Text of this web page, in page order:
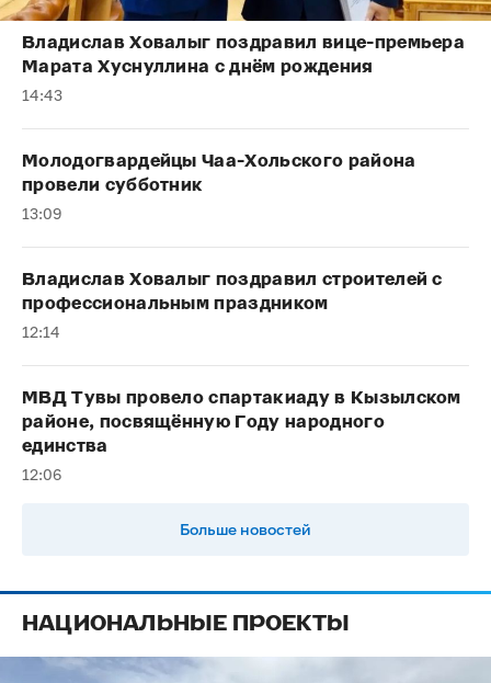
Владислав Ховалыг поздравил вице-премьера
Марата Хуснуллина с днём рождения
14:43
Молодогвардейцы Чаа-Хольского района
провели субботник
13:09
Владислав Ховалыг поздравил строителей с
профессиональным праздником
12:14
МВД Тувы провело спартакиаду в Кызылском
районе, посвящённую Году народного
единства
12:06
Больше новостей
НАЦИОНАЛЬНЫЕ ПРОЕКТЫ